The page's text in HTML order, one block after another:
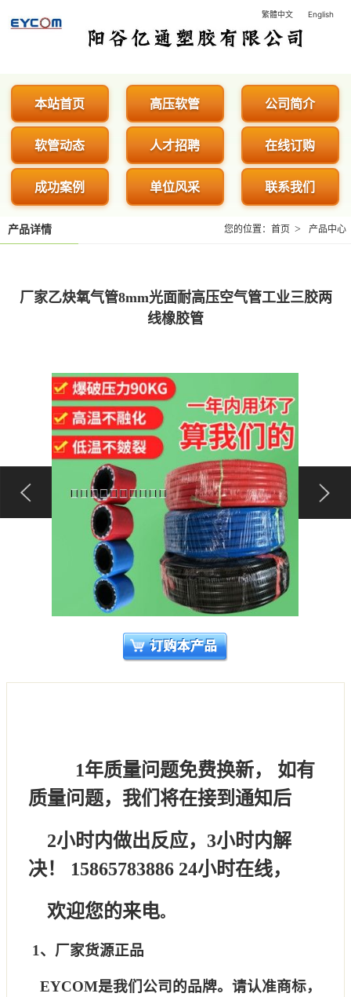
阳谷亿通塑胶有限公司 - 专业生产
繁體中文 English
本站首页 高压软管 公司简介
软管动态 人才招聘 在线订购
成功案例 单位风采 联系我们
产品详情 您的位置： 首页 > 产品中心
厂家乙炔氧气管8mm光面耐高压空气管工业三胶两
线橡胶管
1年质量问题免费换新， 如有
质量问题，我们将在接到通知后
2小时内做出反应，3小时内解
决！ 15865783886 24小时在线，
欢迎您的来电。
1、厂家货源正品
EYCOM是我们公司的品牌。请认准商标，